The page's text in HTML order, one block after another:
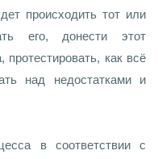
происходить тот или
его, донести этот
протестировать, как всё
над недостатками и
в соответствии с